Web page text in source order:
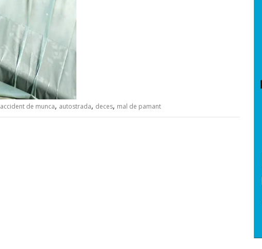
accident de munca, autostrada, deces, mal de pamant